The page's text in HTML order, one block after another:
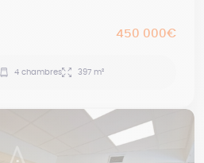
450 000€
4 chambres 397 m²